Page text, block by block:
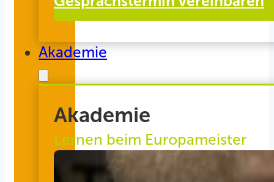
Akademie
Akademie
Lernen beim Europameister